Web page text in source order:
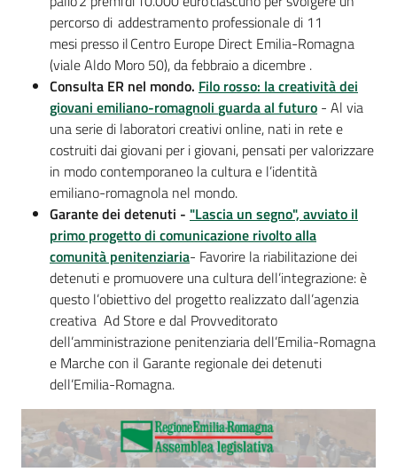
percorso di addestramento professionale di 11
mesi presso il Centro Europe Direct Emilia-Romagna
(viale Aldo Moro 50), da febbraio a dicembre .
Consulta ER nel mondo. Filo rosso: la creatività dei
giovani emiliano-romagnoli guarda al futuro - Al via
una serie di laboratori creativi online, nati in rete e
costruiti dai giovani per i giovani, pensati per valorizzare
in modo contemporaneo la cultura e l’identità
emiliano-romagnola nel mondo.
Garante dei detenuti - "Lascia un segno", avviato il
primo progetto di comunicazione rivolto alla
comunità penitenziaria- Favorire la riabilitazione dei
detenuti e promuovere una cultura dell’integrazione: è
questo l’obiettivo del progetto realizzato dall’agenzia
creativa Ad Store e dal Provveditorato
dell’amministrazione penitenziaria dell’Emilia-Romagna
e Marche con il Garante regionale dei detenuti
dell’Emilia-Romagna.